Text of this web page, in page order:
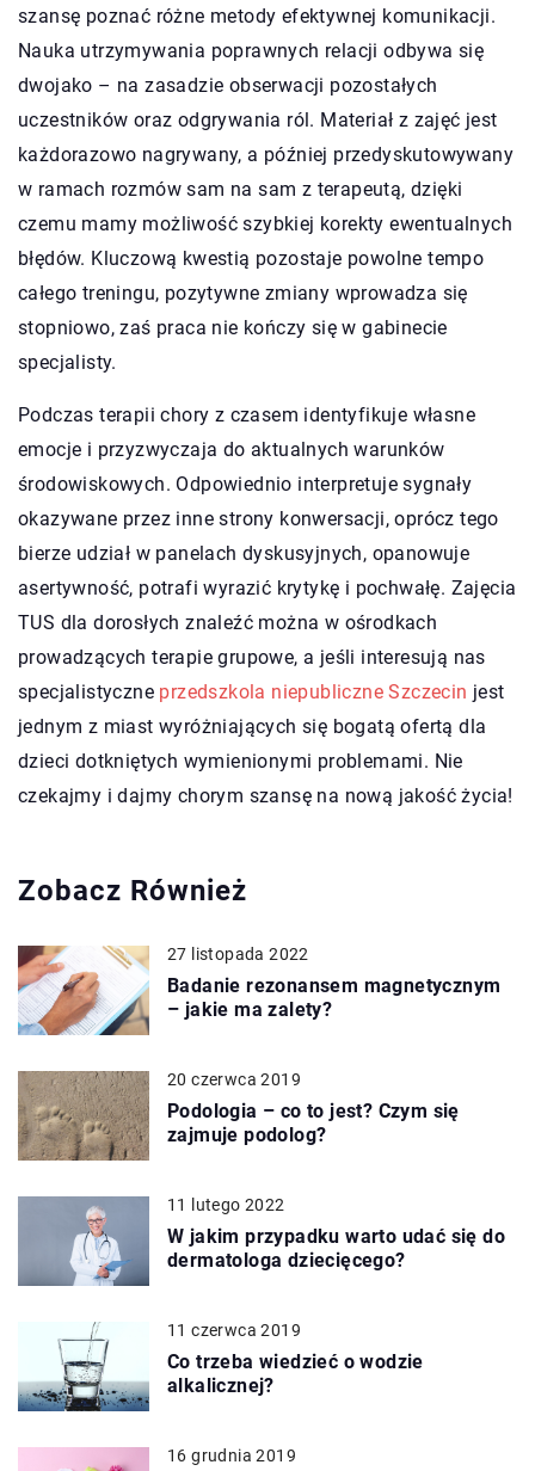
szansę poznać różne metody efektywnej komunikacji.
Nauka utrzymywania poprawnych relacji odbywa się
dwojako – na zasadzie obserwacji pozostałych
uczestników oraz odgrywania ról. Materiał z zajęć jest
każdorazowo nagrywany, a później przedyskutowywany
w ramach rozmów sam na sam z terapeutą, dzięki
czemu mamy możliwość szybkiej korekty ewentualnych
błędów. Kluczową kwestią pozostaje powolne tempo
całego treningu, pozytywne zmiany wprowadza się
stopniowo, zaś praca nie kończy się w gabinecie
specjalisty.
Podczas terapii chory z czasem identyfikuje własne
emocje i przyzwyczaja do aktualnych warunków
środowiskowych. Odpowiednio interpretuje sygnały
okazywane przez inne strony konwersacji, oprócz tego
bierze udział w panelach dyskusyjnych, opanowuje
asertywność, potrafi wyrazić krytykę i pochwałę. Zajęcia
TUS dla dorosłych znaleźć można w ośrodkach
prowadzących terapie grupowe, a jeśli interesują nas
specjalistyczne przedszkola niepubliczne Szczecin jest
jednym z miast wyróżniających się bogatą ofertą dla
dzieci dotkniętych wymienionymi problemami. Nie
czekajmy i dajmy chorym szansę na nową jakość życia!
Zobacz Również
27 listopada 2022
Badanie rezonansem magnetycznym
– jakie ma zalety?
20 czerwca 2019
Podologia – co to jest? Czym się
zajmuje podolog?
11 lutego 2022
W jakim przypadku warto udać się do
dermatologa dziecięcego?
11 czerwca 2019
Co trzeba wiedzieć o wodzie
alkalicznej?
16 grudnia 2019